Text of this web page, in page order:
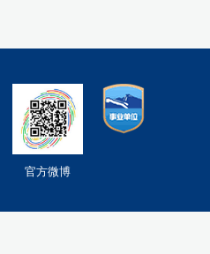
官方微博